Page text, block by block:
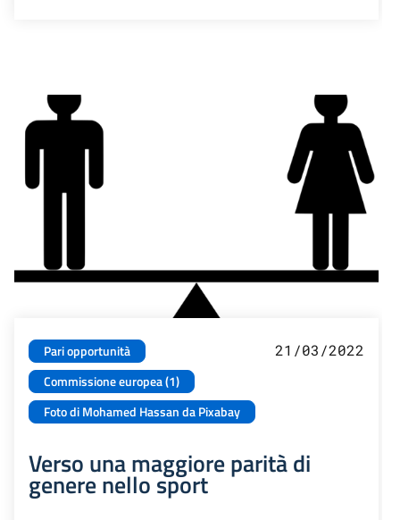
Pari opportunità
Commissione europea (1)
Foto di Mohamed Hassan da Pixabay
21/03/2022
Verso una maggiore parità di
genere nello sport